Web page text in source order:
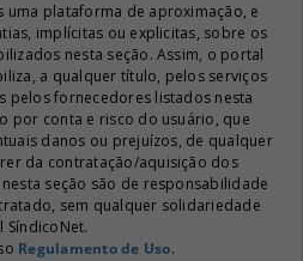
uma plataforma de aproximação, e
implícitas ou explicitas, sobre os
nesta seção. Assim, o portal
a qualquer título, pelos serviços
pelos fornecedores listados nesta
por conta e risco do usuário, que
danos ou prejuízos, de qualquer
da contratação/aquisição dos
seção são de responsabilidade
sem qualquer solidariedade
Regulamento de Uso.